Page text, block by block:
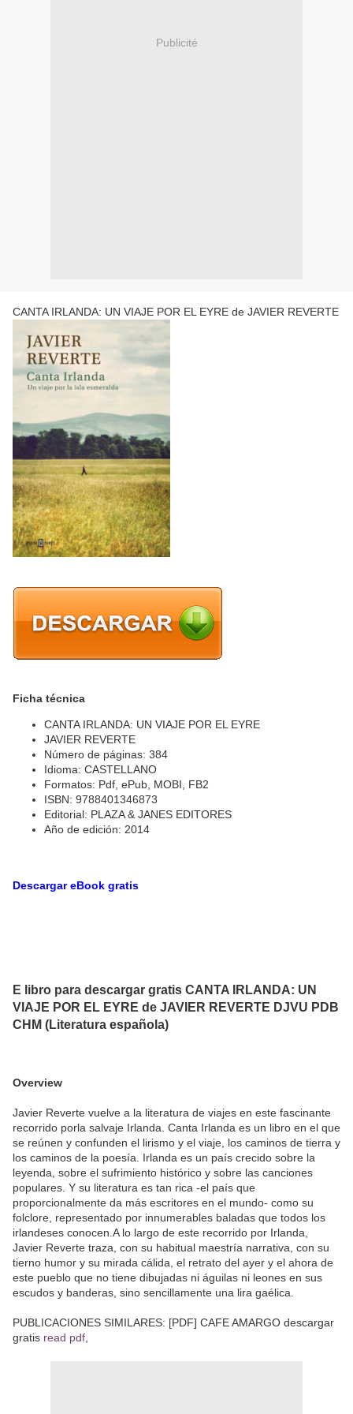
Publicité
CANTA IRLANDA: UN VIAJE POR EL EYRE de JAVIER REVERTE
Ficha técnica
CANTA IRLANDA: UN VIAJE POR EL EYRE
JAVIER REVERTE
Número de páginas: 384
Idioma: CASTELLANO
Formatos: Pdf, ePub, MOBI, FB2
ISBN: 9788401346873
Editorial: PLAZA & JANES EDITORES
Año de edición: 2014
Descargar eBook gratis
E libro para descargar gratis CANTA IRLANDA: UN
VIAJE POR EL EYRE de JAVIER REVERTE DJVU PDB
CHM (Literatura española)
Overview
Javier Reverte vuelve a la literatura de viajes en este fascinante
recorrido porla salvaje Irlanda. Canta Irlanda es un libro en el que
se reúnen y confunden el lirismo y el viaje, los caminos de tierra y
los caminos de la poesía. Irlanda es un país crecido sobre la
leyenda, sobre el sufrimiento histórico y sobre las canciones
populares. Y su literatura es tan rica -el país que
proporcionalmente da más escritores en el mundo- como su
folclore, representado por innumerables baladas que todos los
irlandeses conocen.A lo largo de este recorrido por Irlanda,
Javier Reverte traza, con su habitual maestría narrativa, con su
tierno humor y su mirada cálida, el retrato del ayer y el ahora de
este pueblo que no tiene dibujadas ni águilas ni leones en sus
escudos y banderas, sino sencillamente una lira gaélica.
PUBLICACIONES SIMILARES: [PDF] CAFE AMARGO descargar
gratis read pdf